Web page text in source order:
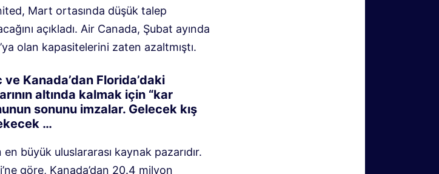
Mart ortasında düşük talep
açıkladı. Air Canada, Şubat ayında
olan kapasitelerini zaten azaltmıştı.
Kanada’dan Florida’daki
altında kalmak için “kar
sonunu imzalar. Gelecek kış
…
büyük uluslararası kaynak pazarıdır.
göre, Kanada’dan 20.4 milyon